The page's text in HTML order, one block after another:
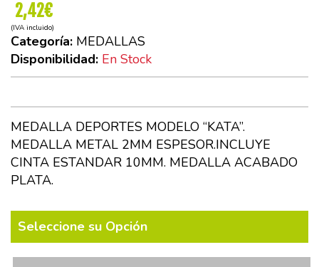
2,42€
(IVA incluido)
Categoría: MEDALLAS
Disponibilidad: En Stock
MEDALLA DEPORTES MODELO “KATA”.
MEDALLA METAL 2MM ESPESOR.INCLUYE
CINTA ESTANDAR 10MM. MEDALLA ACABADO
PLATA.
Seleccione su Opción